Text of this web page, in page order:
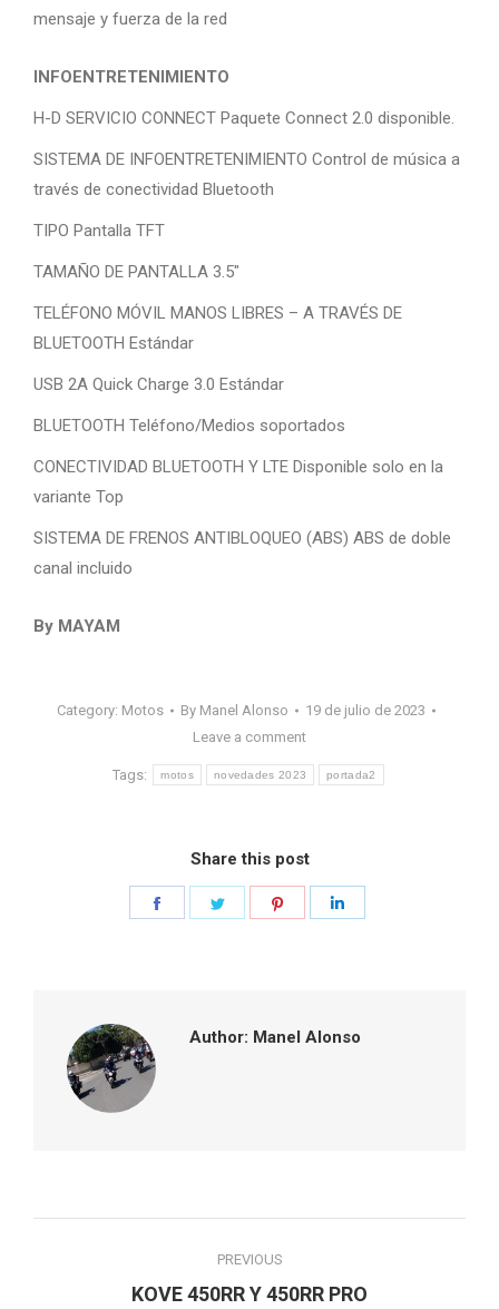
mensaje y fuerza de la red
INFOENTRETENIMIENTO
H-D SERVICIO CONNECT Paquete Connect 2.0 disponible.
SISTEMA DE INFOENTRETENIMIENTO Control de música a
través de conectividad Bluetooth
TIPO Pantalla TFT
TAMAÑO DE PANTALLA 3.5″
TELÉFONO MÓVIL MANOS LIBRES – A TRAVÉS DE
BLUETOOTH Estándar
USB 2A Quick Charge 3.0 Estándar
BLUETOOTH Teléfono/Medios soportados
CONECTIVIDAD BLUETOOTH Y LTE Disponible solo en la
variante Top
SISTEMA DE FRENOS ANTIBLOQUEO (ABS) ABS de doble
canal incluido
By MAYAM
Category: Motos By Manel Alonso
19 de julio de 2023
Leave a comment
Tags: motos novedades 2023 portada2
Share this post
Author: Manel Alonso
navigation
PREVIOUS
Previous
KOVE 450RR Y 450RR PRO